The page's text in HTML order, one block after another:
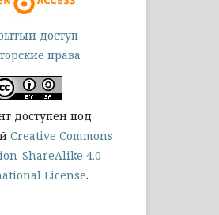
доступ
права
доступен под
Creative Commons
ShareAlike 4.0
License.